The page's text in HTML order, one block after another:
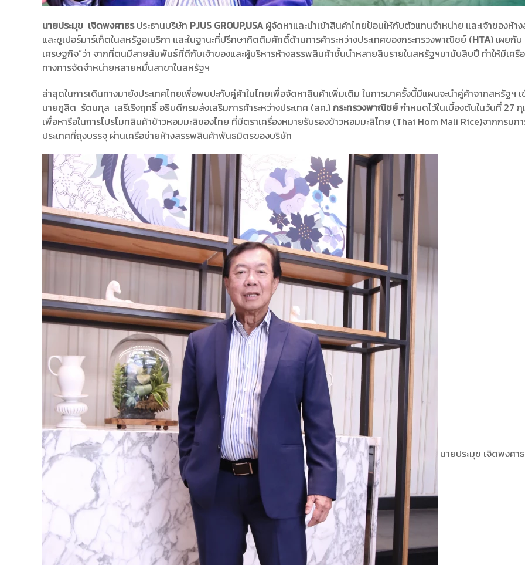
นายประมุข เจิดพงศาธรประธานบริษัท PJUS GROUP,USA ผู้จัดหาและนำเข้าสินค้าไทยป้อนให้กับตัวแทนจำหน่าย และเจ้าของห้า
และซูเปอร์มาร์เก็ตในสหรัฐอเมริกา และในฐานะที่ปรึกษากิตติมศักดิ์ด้านการค้าระหว่างประเทศของกระทรวงพาณิชย์ (HTA) เผยกับ
เศรษฐกิจ”ว่า จากที่ตนมีสายสัมพันธ์ที่ดีกับเจ้าของและผู้บริหารห้างสรรพสินค้าชั้นนำหลายสิบรายในสหรัฐฯมานับสิบปี ทำให้มีเครื
ทางการจัดจำหน่ายหลายหมื่นสาขาในสหรัฐฯ
ล่าสุดในการเดินทางมายังประเทศไทยเพื่อพบปะกับคู่ค้าในไทยเพื่อจัดหาสินค้าเพิ่มเติม ในการมาครั้งนี้มีแผนจะนำคู่ค้าจากสหรัฐฯ เ
นายภูสิต รัตนกุล เสรีเริงฤทธิ์ อธิบดีกรมส่งเสริมการค้าระหว่างประเทศ (สค.)กระทรวงพาณิชย์กำหนดไว้ในเบื้องต้นในวันที่ 27
เพื่อหารือในการโปรโมทสินค้าข้าวหอมมะลิของไทย ที่มีตราเครื่องหมายรับรองข้าวหอมมะลิไทย (Thai Hom Mali Rice)จากกรมก
ประเทศที่ถุงบรรจุ ผ่านเครือข่ายห้างสรรพสินค้าพันธมิตรของบริษัท
นายประมุข เจิดพงศา